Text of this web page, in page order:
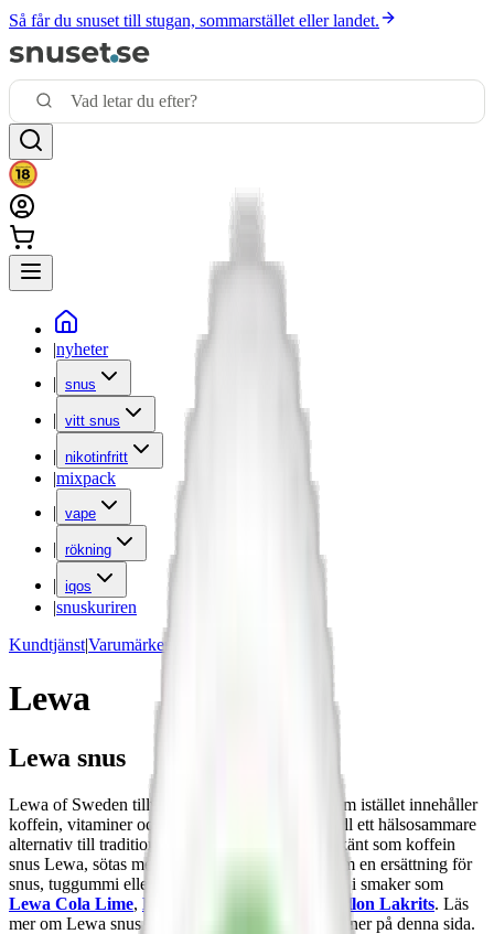
Så får du snuset till stugan, sommarstället eller landet.
|nyheter
| snus
| vitt snus
| nikotinfritt
|mixpack
| vape
| rökning
| iqos
|snuskuriren
Kundtjänst|Varumärken
Lewa
Lewa snus
Lewa of Sweden tillverkar ett
som istället innehåller
koffein, vitaminer och mineraler, vilket gör det till ett hälsosammare
alternativ till traditionellt
. Lewa snus, även känt som koffein
snus Lewa, sötas med stevia och kan fungera som en ersättning för
snus, tuggummi eller energidryck. Prillorna finns i smaker som
Lewa Cola Lime, Lewa Classic Lewa Hallon Lakrits. Läs
mer om Lewa snus och dess olika smaker längre ner på denna sida.